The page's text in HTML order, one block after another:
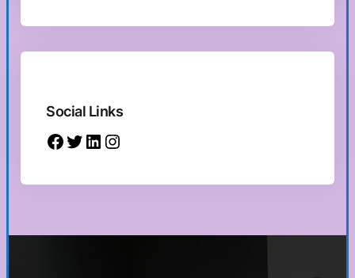
Social Links
Facebook Twitter LinkedIn Instagram